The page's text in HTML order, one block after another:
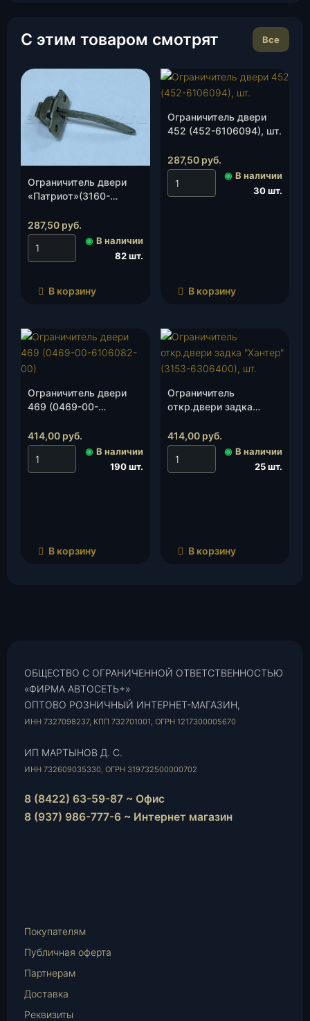
С этим товаром смотрят Все
Ограничитель двери
«Патриот»(3160-
287,50 руб.
◉ В наличии
82 шт.
В корзину
Ограничитель двери
452 (452-6106094), шт.
287,50 руб.
◉ В наличии
30 шт.
В корзину
Ограничитель двери
469 (0469-00-
414,00 руб.
◉ В наличии
190 шт.
В корзину
Ограничитель
откр.двери задка
6306400), шт.
414,00 руб.
◉ В наличии
25 шт.
В корзину
ОБЩЕСТВО С ОГРАНИЧЕННОЙ ОТВЕТСТВЕННОСТЬЮ
«ФИРМА АВТОСЕТЬ+»
ОПТОВО РОЗНИЧНЫЙ ИНТЕРНЕТ-МАГАЗИН,
ИНН 7327098237, КПП 732701001, ОГРН 1217300005670
ИП МАРТЫНОВ Д. С.
ИНН 732609035330, ОГРН 319732500000702
8 (8422) 63-59-87 ~ Офис
8 (937) 986-777-6 ~ Интернет магазин
Mail
Покупателям
Публичная оферта
Партнерам
Доставка
Реквизиты